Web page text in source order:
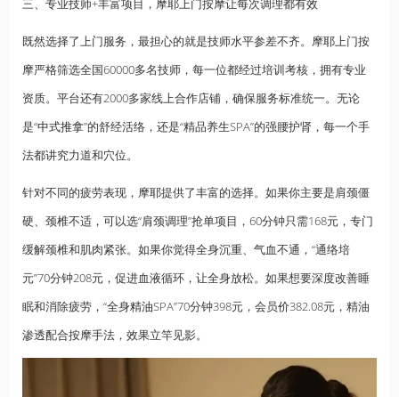
三、专业技师+丰富项目，摩耶上门按摩让每次调理都有效
既然选择了上门服务，最担心的就是技师水平参差不齐。摩耶上门按
摩严格筛选全国60000多名技师，每一位都经过培训考核，拥有专业
资质。平台还有2000多家线上合作店铺，确保服务标准统一。无论
是“中式推拿”的舒经活络，还是“精品养生SPA”的强腰护肾，每一个手
法都讲究力道和穴位。
针对不同的疲劳表现，摩耶提供了丰富的选择。如果你主要是肩颈僵
硬、颈椎不适，可以选“肩颈调理”抢单项目，60分钟只需168元，专门
缓解颈椎和肌肉紧张。如果你觉得全身沉重、气血不通，“通络培
元”70分钟208元，促进血液循环，让全身放松。如果想要深度改善睡
眠和消除疲劳，“全身精油SPA”70分钟398元，会员价382.08元，精油
渗透配合按摩手法，效果立竿见影。